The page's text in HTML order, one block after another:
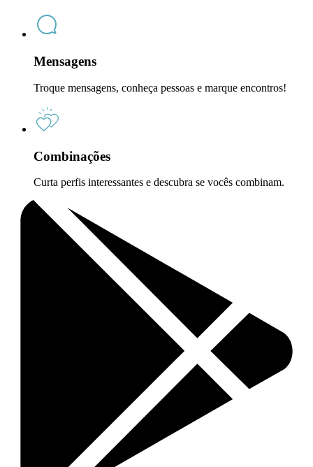
Mensagens
Troque mensagens, conheça pessoas e marque encontros!
Combinações
Curta perfis interessantes e descubra se vocês combinam.